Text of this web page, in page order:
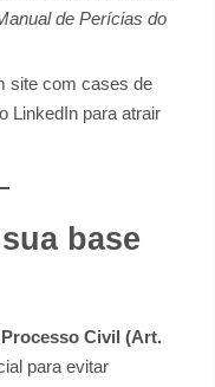
de Perícias do
site com cases de
LinkedIn para atrair
base
Civil (Art.
para evitar